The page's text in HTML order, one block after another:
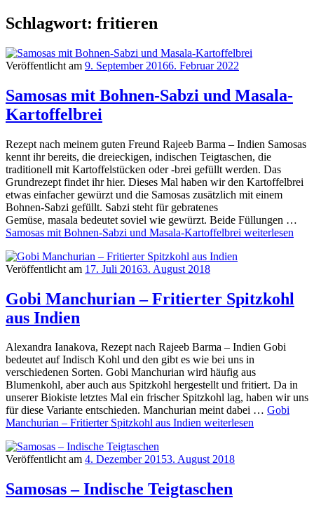
Schlagwort: fritieren
Veröffentlicht am 9. September 20166. Februar 2022
Samosas mit Bohnen-Sabzi und Masala-
Kartoffelbrei
Rezept nach meinem guten Freund Rajeeb Barma – Indien Samosas
kennt ihr bereits, die dreieckigen, indischen Teigtaschen, die
traditionell mit Kartoffelstücken oder -brei gefüllt werden. Das
Grundrezept findet ihr hier. Dieses Mal haben wir den Kartoffelbrei
etwas einfacher gewürzt und die Samosas zusätzlich mit einem
Bohnen-Sabzi gefüllt. Sabzi steht für gebratenes
Gemüse, masala bedeutet soviel wie gewürzt. Beide Füllungen …
Samosas mit Bohnen-Sabzi und Masala-Kartoffelbrei weiterlesen
Veröffentlicht am 17. Juli 20163. August 2018
Gobi Manchurian – Fritierter Spitzkohl
aus Indien
Alexandra Ianakova, Rezept nach Rajeeb Barma – Indien Gobi
bedeutet auf Indisch Kohl und den gibt es wie bei uns in
verschiedenen Sorten. Gobi Manchurian wird häufig aus
Blumenkohl, aber auch aus Spitzkohl hergestellt und fritiert. Da in
unserer Biokiste letztes Mal ein frischer Spitzkohl lag, haben wir uns
für diese Variante entschieden. Manchurian meint dabei … Gobi
Manchurian – Fritierter Spitzkohl aus Indien weiterlesen
Veröffentlicht am 4. Dezember 20153. August 2018
Samosas – Indische Teigtaschen